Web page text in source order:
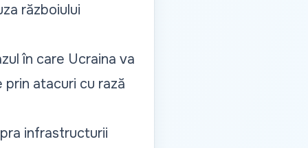
războiului
în care Ucraina va
atacuri cu rază
infrastructurii